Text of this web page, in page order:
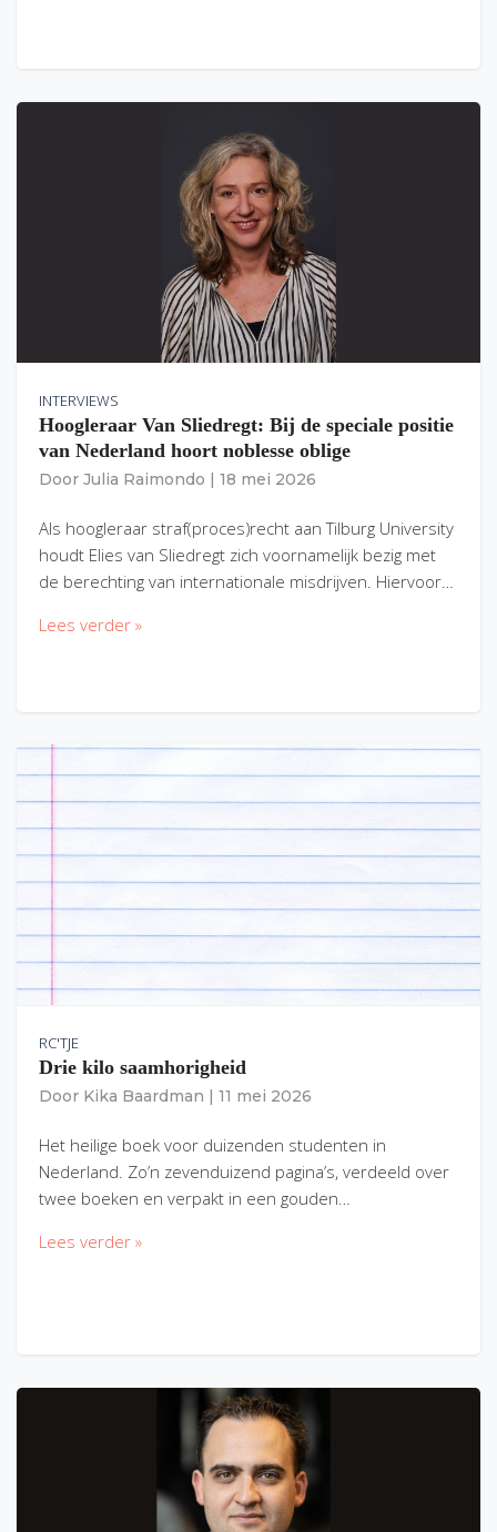
INTERVIEWS
Hoogleraar Van Sliedregt: Bij de speciale positie
van Nederland hoort noblesse oblige
Door Julia Raimondo 18 mei 2026
Als hoogleraar straf(proces)recht aan Tilburg University
houdt Elies van Sliedregt zich voornamelijk bezig met
de berechting van internationale misdrijven. Hiervoor…
Lees verder »
RC'TJE
Drie kilo saamhorigheid
Door Kika Baardman 11 mei 2026
Het heilige boek voor duizenden studenten in
Nederland. Zo’n zevenduizend pagina’s, verdeeld over
twee boeken en verpakt in een gouden…
Lees verder »